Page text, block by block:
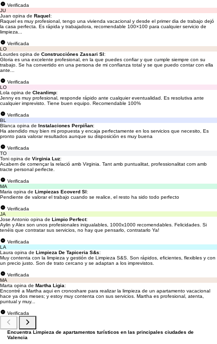
Verificada
JU
Juan opina de Raquel:
Raquel es muy profesional, tengo una vivienda vacacional y desde el primer dia de trabajo dejó
la casa perfecta. Es rápida y trabajadora, recomendable 100×100 para cualquier servicio de
limpieza...
Verificada
LO
Lourdes opina de Construcciónes Zassari Sl:
Gloria es una excelente profesional, en la que puedes confiar y que cumple siempre con su
trabajo. Se ha convertido en una persona de mi confianza total y se que puedo contar con ella
ante...
Verificada
LO
Lola opina de Cleanlimp:
Jenny es muy profesional, responde rápido ante cualquier eventualidad. Es resolutiva ante
cualquier imprevisto. Tiene buen equipo. Recomendable 100%
Verificada
BL
Blanca opina de Instalaciones Perpiñan:
Ha atendido muy bien mi propuesta y encaja perfectamente en los servicios que necesito, Es
pronto para valorar resultados aunque su disposición es muy buena
Verificada
TO
Toni opina de Virginia Luz:
Acabem de començar la relació amb Virginia. Tant amb puntualitat, professionalitat com amb
tracte personal perfecte.
Verificada
MA
Maria opina de Limpiezas Ecoverd Sl:
Pendiente de valorar el trabajo cuando se realice, el resto ha sido todo perfecto
Verificada
JA
Jose Antonio opina de Limpio Perfect:
Aylin y Alex son unos profesionales inigualables, 1000x1000 recomendables. Felicidades. Si
tenéis que contratar sus servicios, no hay que pensarlo, contratarlo Ya!
Verificada
LA
Laura opina de Limpieza De Tapiceria S&s:
Muy contenta con la limpieza y gestión de Limpieza S&S. Son rápidos, eficientes, flexibles y con
un precio justo. Son de trato cercano y se adaptan a los imprevistos.
Verificada
MA
Marta opina de Martha Ligia:
Encontré a Martha aqui en cronoshare para realizar la limpieza de un apartamento vacacional
hace ya dos meses; y estoy muy contenta con sus servicios. Martha es profesional, atenta,
puntual y muy...
Verificada
Encuentra Limpieza de apartamentos turísticos en las principales ciudades de
Valencia